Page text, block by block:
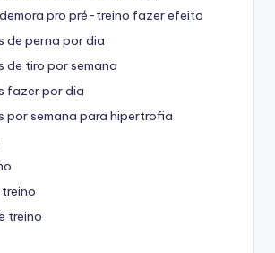
pro pré-treino fazer efeito
de perna por dia
de tiro por semana
fazer por dia
por semana para hipertrofia
treino